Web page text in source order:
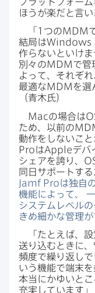
ほうが​楽だと​言い
「 1 つのMDM
結局はWindows
作らないと​いけ
別々のMDMで​管
よって、​それぞ
最適なMDMを​選
（青木氏）
Macの​場合は
ため、​以前の
動作を​しない​こと
ProはAppleデバ
シェアを​誇り、
同日サポートす
Jamf Proは​独自
機能に​よって、
システムレベル
きめ細かな​管理
「たとえば、​
送り込むときに
頻度で​繰り返し
いう​機能で​端末
本当に​かゆい​と
充実しています」​